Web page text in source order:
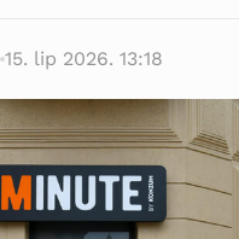
15. lip 2026. 13:18